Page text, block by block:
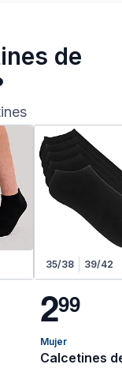
de
35/38 39/42
299
Mujer
Calcetines